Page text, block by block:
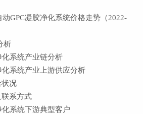
GPC凝胶净化系统价格走势（2022-
析
系统产业链分析
系统产业上游供应分析
况
系方式
系统下游典型客户